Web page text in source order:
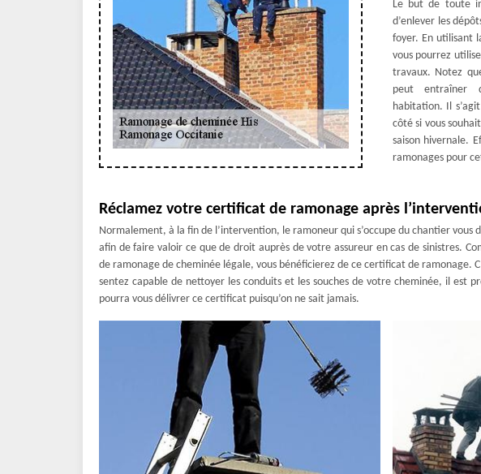
Le but de toute
d’enlever les
foyer. En utilisant
vous pourrez
travaux. Notez
peut entraîner
habitation. Il
côté si vous
saison hivernale.
ramonages pour
Réclamez votre certificat de ramonage après
Normalement, à la fin de l’intervention, le ramoneur qui s’occupe du chantier
afin de faire valoir ce que de droit auprès de votre assureur en cas de sinistres.
de ramonage de cheminée légale, vous bénéficierez de ce certificat de ramonage.
sentez capable de nettoyer les conduits et les souches de votre cheminée, il est
pourra vous délivrer ce certificat puisqu’on ne sait jamais.